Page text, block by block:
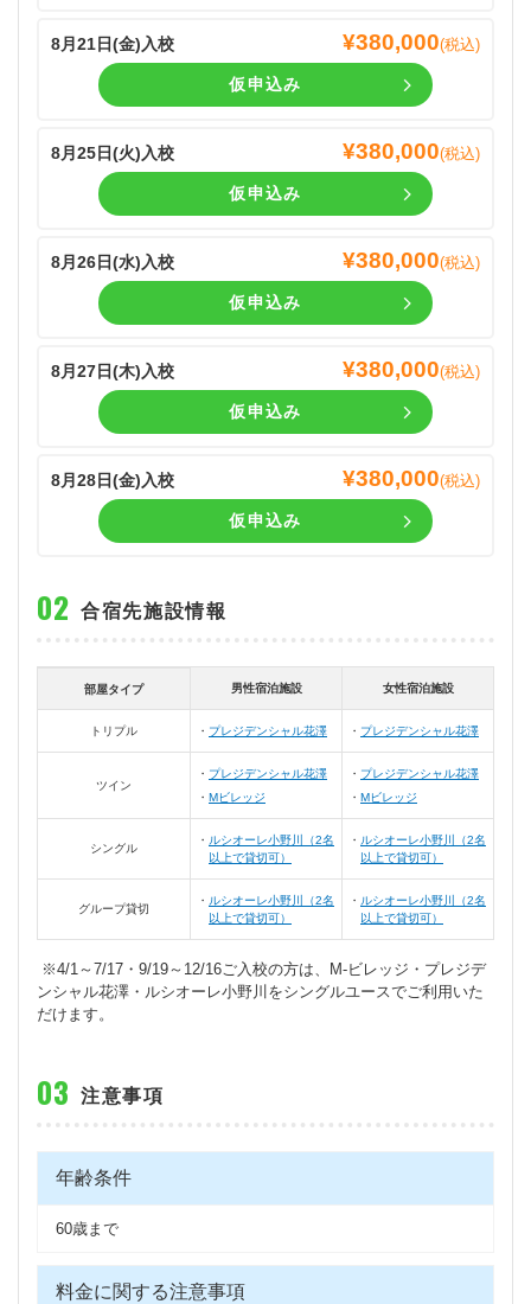
8月21日(金)入校 ¥380,000(税込)
仮申込み
8月25日(火)入校 ¥380,000(税込)
仮申込み
8月26日(水)入校 ¥380,000(税込)
仮申込み
8月27日(木)入校 ¥380,000(税込)
仮申込み
8月28日(金)入校 ¥380,000(税込)
仮申込み
合宿先施設情報
部屋タイプ 男性宿泊施設 女性宿泊施設
トリプル プレジデンシャル花澤 プレジデンシャル花澤
ツイン
プレジデンシャル花澤
Mビレッジ
プレジデンシャル花澤
Mビレッジ
シングル
ルシオーレ小野川（2名
以上で貸切可）
ルシオーレ小野川（2名
以上で貸切可）
グループ貸切
ルシオーレ小野川（2名
以上で貸切可）
ルシオーレ小野川（2名
以上で貸切可）
※4/1～7/17・9/19～12/16ご入校の方は、M-ビレッジ・プレジデ
ンシャル花澤・ルシオーレ小野川をシングルユースでご利用いた
だけます。
注意事項
年齢条件
60歳まで
料金に関する注意事項